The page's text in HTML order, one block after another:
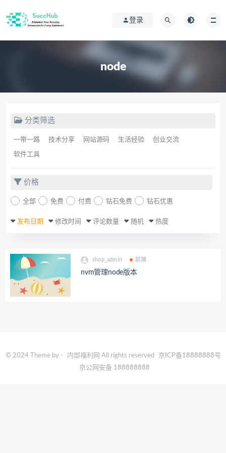
登录
node
分类筛选
一带一路 技术分享 网站源码 生活经验 创业交流
软件工具
价格
全部 免费 付费 钻石免费 钻石优惠
发布日期 修改时间 评论数量 随机 热度
shop_admin 前端
nvm管理node版本
© 2024 Theme by - 内部福利网 All rights reserved
京ICP备18888888号
京公网安备 188888888